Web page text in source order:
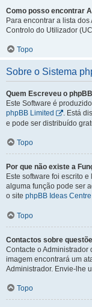
Como posso encontrar
Para encontrar a lista
Controlo do Utilizador
Topo
Sobre o Sistema
Quem Escreveu o
Este Software é
phpBB Limited
. Está
e pode ser distribuído
Topo
Por que não existe a
Este software foi escrito
alguma função pode ser
o site phpBB Ideas Centre
Topo
Contactos sobre
Contacte o Administrador
imagem encontrará um
Administrador. Envie-lhe
Topo